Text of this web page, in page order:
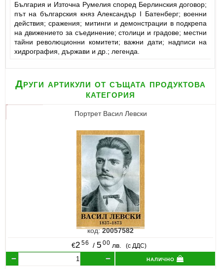
България и Източна Румелия според Берлинския договор;
път на българския княз Александър I Батенберг; военни
действия; сражения; митинги и демонстрации в подкрепа
на движението за съединение; столици и градове; местни
тайни революционни комитети; важни дати; надписи на
хидрография, държави и др.; легенда.
Други артикули от същата продуктова
категория
Портрет Васил Левски
код:20057582
€2 56 / 5 00 лв. (с ДДС)
налично